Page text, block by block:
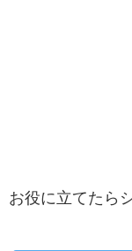
お役に立てたら